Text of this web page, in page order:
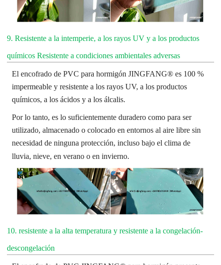
9. Resistente a la intemperie, a los rayos UV y a los productos
químicosResistente a condiciones ambientales adversas
El encofrado de PVC para hormigón JINGFANG® es 100 %
impermeable y resistente a los rayos UV, a los productos
químicos, a los ácidos y a los álcalis.
Por lo tanto, es lo suficientemente duradero como para ser
utilizado, almacenado o colocado en entornos al aire libre sin
necesidad de ninguna protección, incluso bajo el clima de
lluvia, nieve, en verano o en invierno.
10. resistente a la alta temperatura y resistente a la congelación-
descongelación